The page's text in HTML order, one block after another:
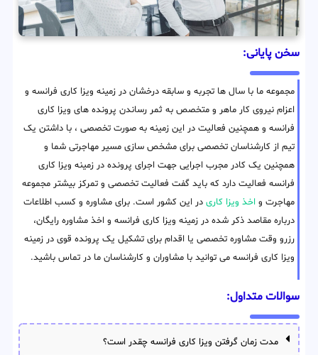
سخن پایانی:
مجموعه ما با سال ها تجربه و سابقه درخشان در زمینه ویزا کاری فرانسه و
اعزام نیروی کار ماهر و متخصص به ثمر رساندن پرونده های ویزا کاری
فرانسه و همچنین فعالیت در این زمینه به صورت تخصصی ، با داشتن یک
تیم از کارشناسان تخصصی برای مشخص سازی مسیر مهاجرتی شما و
همچنین یک کادر مجرب اجرایی جهت اجرای پرونده در زمینه ویزا کاری
فرانسه فعالیت دارد که باید گفت فعالیت تخصصی و تمرکز بیشتر مجموعه
مهاجرت و اخذ ویزا کاری در این کشور است. برای مشاوره و کسب اطلاعات
درباره مقاصد ذکر شده در زمینه ویزا کاری فرانسه و اخذ مشاوره رایگان،
رزرو وقت مشاوره تخصصی یا اقدام برای تشکیل یک پرونده قوی در زمینه
ویزا کاری فرانسه می توانید با مشاوران و کارشناسان ما در تماس باشید.
سوالات متداول:
مدت زمان گرفتن ویزا کاری فرانسه چقدر است؟